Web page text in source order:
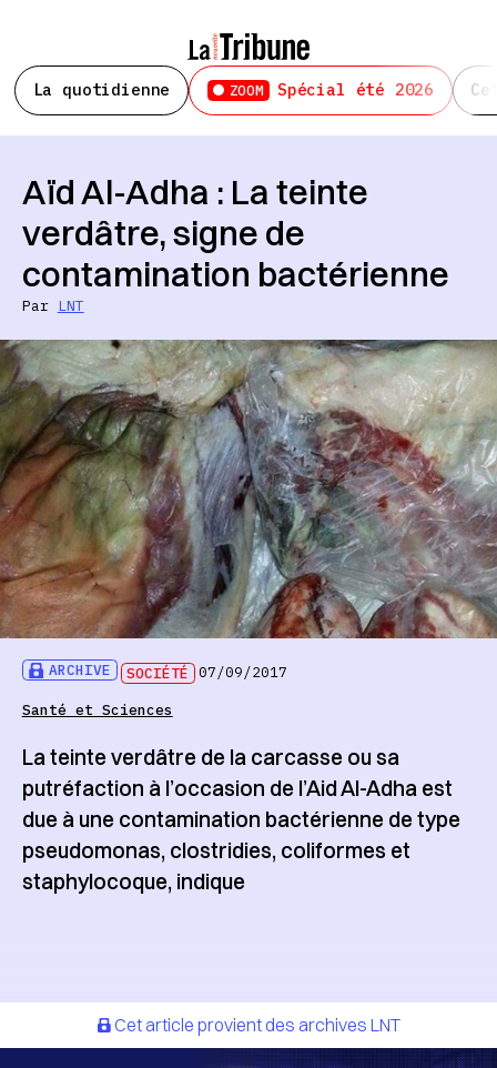
La quotidienne ZOOM Spécial été 2026
ARCHIVE SOCIÉTÉ 07/09/2017
Santé et Sciences
Aïd Al-Adha : La teinte
verdâtre, signe de
contamination bactérienne
Par LNT
La teinte verdâtre de la carcasse ou sa
putréfaction à l’occasion de l’Aid Al-Adha est
due à une contamination bactérienne de type
pseudomonas, clostridies, coliformes et
staphylocoque, indique
Cet article provient des archives LNT